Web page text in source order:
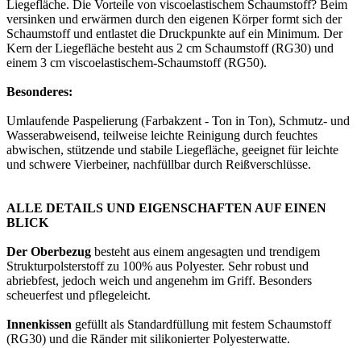
Liegefläche. Die Vorteile von viscoelastischem Schaumstoff? Beim
versinken und erwärmen durch den eigenen Körper formt sich der
Schaumstoff und entlastet die Druckpunkte auf ein Minimum. Der
Kern der Liegefläche besteht aus 2 cm Schaumstoff (RG30) und
einem 3 cm viscoelastischem-Schaumstoff (RG50).
Besonderes:
Umlaufende Paspelierung (Farbakzent - Ton in Ton), Schmutz- und
Wasserabweisend, teilweise leichte Reinigung durch feuchtes
abwischen, stützende und stabile Liegefläche, geeignet für leichte
und schwere Vierbeiner, nachfüllbar durch Reißverschlüsse.
ALLE DETAILS UND EIGENSCHAFTEN AUF EINEN
BLICK
Der Oberbezug besteht aus einem angesagten und trendigem
Strukturpolsterstoff zu 100% aus Polyester. Sehr robust und
abriebfest, jedoch weich und angenehm im Griff. Besonders
scheuerfest und pflegeleicht.
Innenkissen gefüllt als Standardfüllung mit festem Schaumstoff
(RG30) und die Ränder mit silikonierter Polyesterwatte.